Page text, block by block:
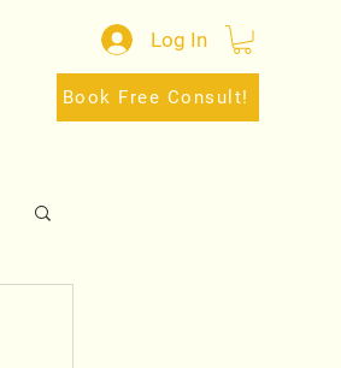
Book Free Consult!
Log In